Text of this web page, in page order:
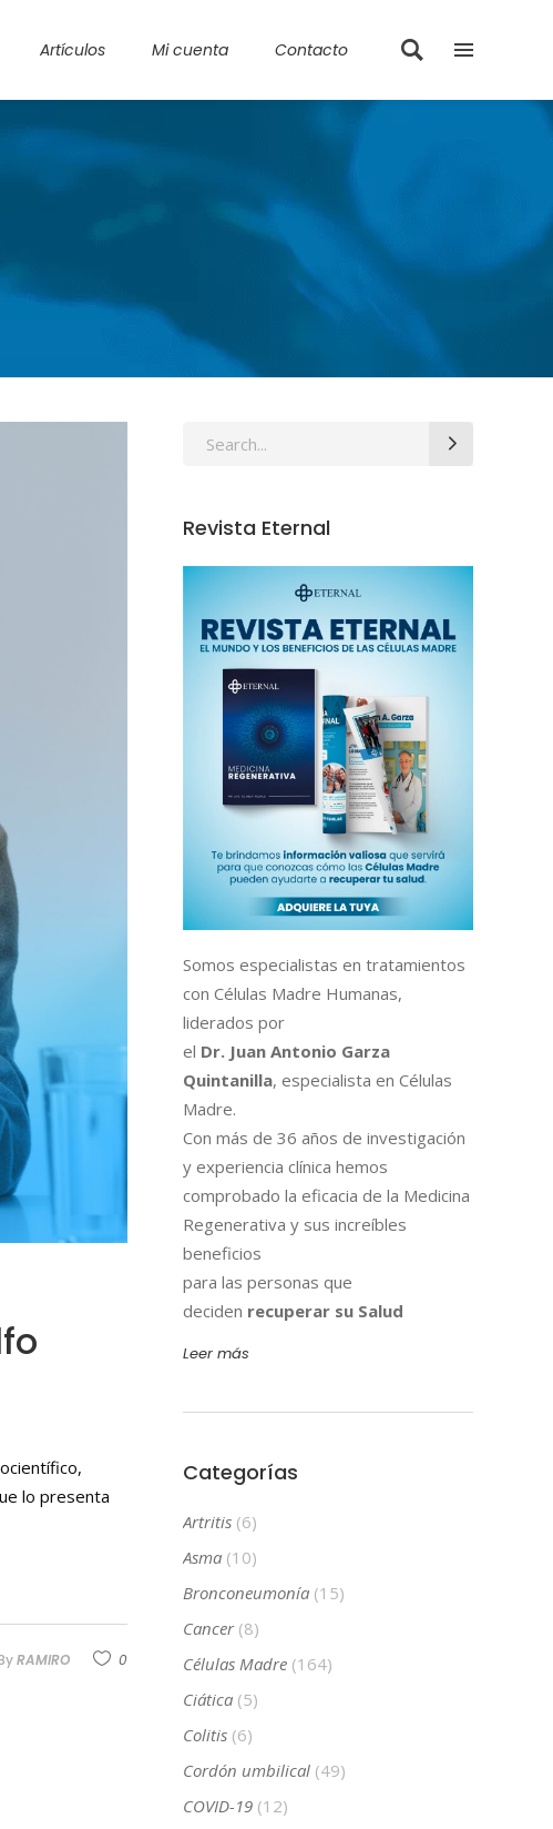
Artículos Mi cuenta Contacto
lo presenta
RAMIRO 0
Revista Eternal
Somos especialistas en tratamientos
con Células Madre Humanas,
liderados por
el Dr. Juan Antonio Garza
Quintanilla, especialista en Células
Madre.
Con más de 36 años de investigación
y experiencia clínica hemos
comprobado la eficacia de la Medicina
Regenerativa y sus increíbles
beneficios
para las personas que
deciden recuperar su Salud
Leer más
Categorías
Artritis(6)
Asma(10)
Bronconeumonía(15)
Cancer(8)
Células Madre(164)
Ciática(5)
Colitis(6)
Cordón umbilical(49)
COVID-19(12)